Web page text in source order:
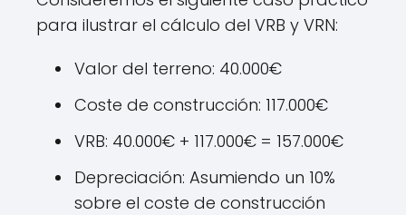
para ilustrar el cálculo del VRB y VRN:
Valor del terreno: 40.000€
Coste de construcción: 117.000€
VRB: 40.000€ + 117.000€ = 157.000€
Depreciación: Asumiendo un 10%
sobre el coste de construcción